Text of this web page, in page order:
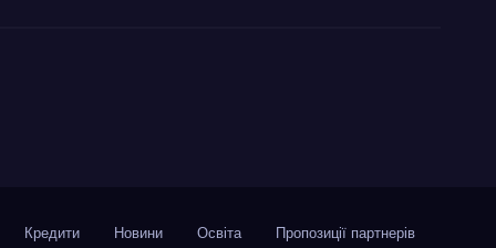
Кредити Новини Освіта Пропозиції партнерів